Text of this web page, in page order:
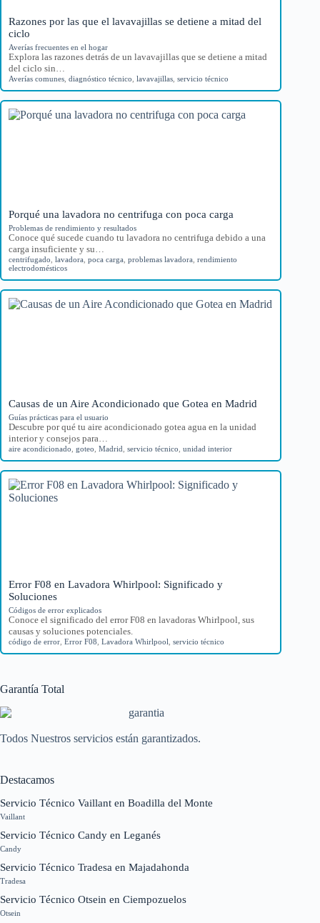
Razones por las que el lavavajillas se detiene a mitad del
ciclo
Averías frecuentes en el hogar
Explora las razones detrás de un lavavajillas que se detiene a mitad
del ciclo sin…
Averías comunes diagnóstico técnico lavavajillas servicio técnico
Porqué una lavadora no centrifuga con poca carga
Problemas de rendimiento y resultados
Conoce qué sucede cuando tu lavadora no centrifuga debido a una
carga insuficiente y su…
centrifugado lavadora poca carga problemas lavadora rendimiento
electrodomésticos
Causas de un Aire Acondicionado que Gotea en Madrid
Guías prácticas para el usuario
Descubre por qué tu aire acondicionado gotea agua en la unidad
interior y consejos para…
aire acondicionado goteo Madrid servicio técnico unidad interior
Error F08 en Lavadora Whirlpool: Significado y
Soluciones
Códigos de error explicados
Conoce el significado del error F08 en lavadoras Whirlpool, sus
causas y soluciones potenciales.
código de error Error F08 Lavadora Whirlpool servicio técnico
Garantía Total
Todos Nuestros servicios están garantizados.
Destacamos
Servicio Técnico Vaillant en Boadilla del Monte
Vaillant
Servicio Técnico Candy en Leganés
Candy
Servicio Técnico Tradesa en Majadahonda
Tradesa
Servicio Técnico Otsein en Ciempozuelos
Otsein